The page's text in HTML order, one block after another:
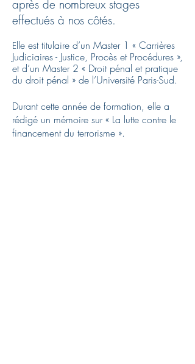
après de nombreux stages
effectués à nos côtés.
Elle est titulaire d’un Master 1 « Carrières
Judiciaires - Justice, Procès et Procédures »,
et d’un Master 2 « Droit pénal et pratique
du droit pénal » de l’Université Paris-Sud.
Durant cette année de formation, elle a
rédigé un mémoire sur « La lutte contre le
financement du terrorisme ».